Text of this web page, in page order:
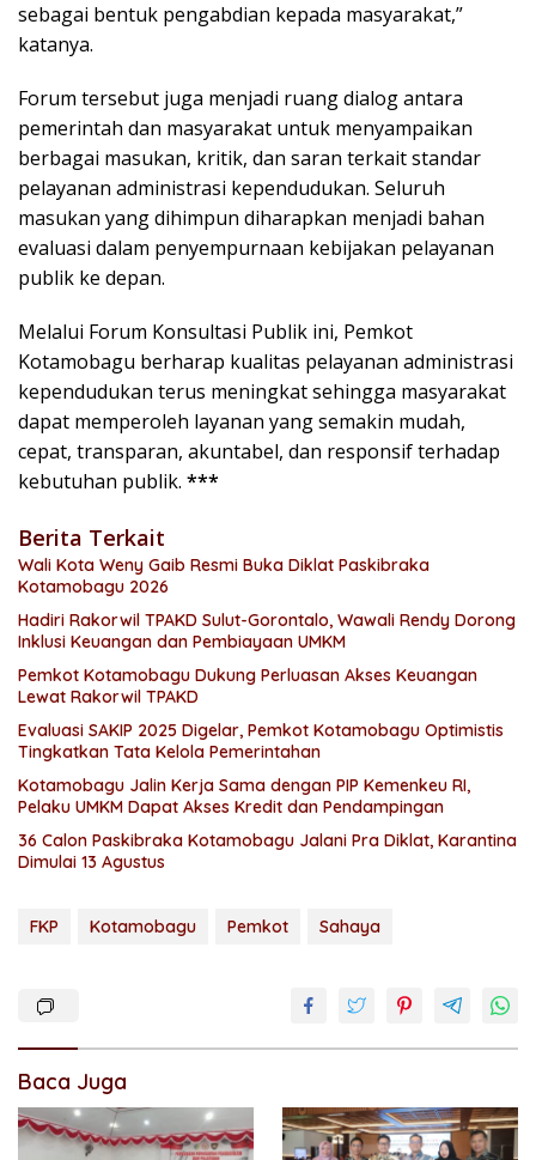
sebagai bentuk pengabdian kepada masyarakat,”
katanya.
Forum tersebut juga menjadi ruang dialog antara
pemerintah dan masyarakat untuk menyampaikan
berbagai masukan, kritik, dan saran terkait standar
pelayanan administrasi kependudukan. Seluruh
masukan yang dihimpun diharapkan menjadi bahan
evaluasi dalam penyempurnaan kebijakan pelayanan
publik ke depan.
Melalui Forum Konsultasi Publik ini, Pemkot
Kotamobagu berharap kualitas pelayanan administrasi
kependudukan terus meningkat sehingga masyarakat
dapat memperoleh layanan yang semakin mudah,
cepat, transparan, akuntabel, dan responsif terhadap
kebutuhan publik. ***
Berita Terkait
Wali Kota Weny Gaib Resmi Buka Diklat Paskibraka
Kotamobagu 2026
Hadiri Rakorwil TPAKD Sulut-Gorontalo, Wawali Rendy Dorong
Inklusi Keuangan dan Pembiayaan UMKM
Pemkot Kotamobagu Dukung Perluasan Akses Keuangan
Lewat Rakorwil TPAKD
Evaluasi SAKIP 2025 Digelar, Pemkot Kotamobagu Optimistis
Tingkatkan Tata Kelola Pemerintahan
Kotamobagu Jalin Kerja Sama dengan PIP Kemenkeu RI,
Pelaku UMKM Dapat Akses Kredit dan Pendampingan
36 Calon Paskibraka Kotamobagu Jalani Pra Diklat, Karantina
Dimulai 13 Agustus
FKP Kotamobagu Pemkot Sahaya
Baca Juga